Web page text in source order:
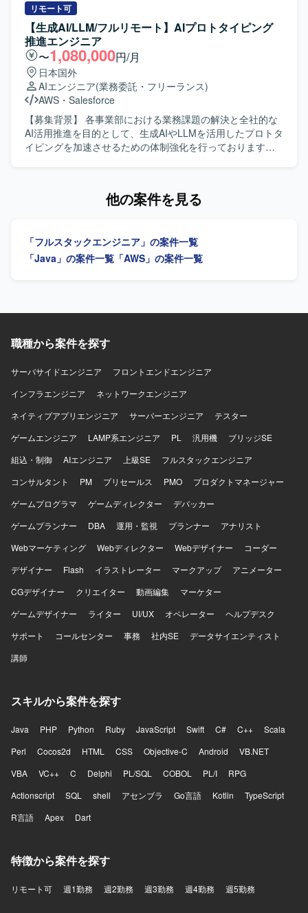
バルな環境でのコミュニケーション経験を高めることがで
きます。 【開発環境】 Open系アプリケーションを対象と
した開発プロジェクトとなります。
す。あわせて、システムとして必要となる開発領域の洗い
出しを行い、要件定義書への落とし込みまでを対応してい
ただきます。 【求める人物像】 金融（銀行）業務に対する
理解を持ち、関係者と円滑にコミュニケーションを取りな
がら要件を整理できる方を求めております。抽象的な課題
から論点を整理し、ドキュメントとしてわかりやすくまと
めることができる方です。 【ポジションの魅力】 銀行勘定
系という大規模かつ重要性の高いシステムの更改プロジェ
クトに上流工程から参画でき、業務知識とシステム要件定
義のスキルを高いレベルで習得・強化していただけます。
パッケージ導入を前提としたFit＆Gap検討など、今後の金
画していただきます。
リモート可
【生成AI/LLM/フルリモート】AIプロトタイピング
推進エンジニア
〜1,080,000円/月
日本国外
AIエンジニア(業務委託・フリーランス)
AWS ・ Salesforce
【募集背景】 各事業部における業務課題の解決と全社的な
AI活用推進を目的として、生成AIやLLMを活用したプロトタ
イピングを加速させるための体制強化を行っております。
ントを用いたプロトタイプ開発を担当していただきます。
業部門と協働しながら課題の本質を見極め、自ら主体的に
要件定義からプロトタイピングまで推進できる方を求めて
の事業部と関わりながら、0→1フェーズのAIプロダクト創
エージェントといった最先端技術を用いたプロトタイピン
グに専念できる環境で、PoCを通じてインパクトの大きい
業務改善や新しいビジネス価値の創出に貢献していただけ
ます。 【開発環境】 生成AI／LLM、RAG、AIエージェン
ト、AWS／GCP／Azureなどのクラウドサービスを活用し
他の案件を見る
「フルスタックエンジニア」の案件一覧
「Java」の案件一覧 「AWS」の案件一覧
職種から案件を探す
サーバサイドエンジニア
フロントエンドエンジニア
インフラエンジニア
ネットワークエンジニア
ネイティブアプリエンジニア
サーバーエンジニア
テスター
ゲームエンジニア
LAMP系エンジニア PL 汎用機
ブリッジSE
組込・制御
AIエンジニア 上級SE
フルスタックエンジニア
コンサルタント
PM プリセールス PMO
プロダクトマネージャー
ゲームプログラマ
ゲームディレクター
デバッカー
ゲームプランナー
DBA 運用・監視 プランナー
アナリスト
Webマーケティング
Webディレクター Webデザイナー
コーダー
デザイナー
Flash イラストレーター マークアップ
アニメーター
CGデザイナー
クリエイター 動画編集
マーケター
ゲームデザイナー
ライター UI/UX オペレーター
ヘルプデスク
サポート
コールセンター 事務 社内SE
データサイエンティスト
講師
スキルから案件を探す
Java PHP Python Ruby JavaScript Swift C# C++
Scala
Perl
Cocos2d HTML CSS Objective-C Android
VB.NET
VBA
VC++ C Delphi PL/SQL COBOL PL/I
RPG
Actionscript
SQL shell アセンブラ Go言語 Kotlin
TypeScript
R言語
Apex Dart
特徴から案件を探す
リモート可 週1勤務 週2勤務 週3勤務 週4勤務 週5勤務